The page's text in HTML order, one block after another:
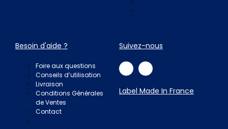
Besoin d'aide ?
Foire aux questions
Conseils d’utilisation
Livraison
Conditions Générales
de Ventes
Contact
Suivez-nous
Label Made In France